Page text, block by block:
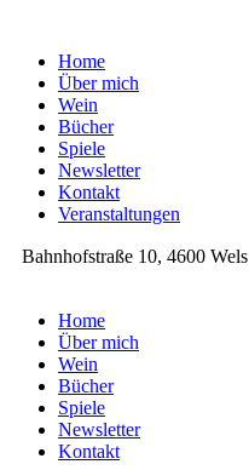
Home
Über mich
Wein
Bücher
Spiele
Newsletter
Kontakt
Veranstaltungen
Bahnhofstraße 10, 4600 Wels
Home
Über mich
Wein
Bücher
Spiele
Newsletter
Kontakt